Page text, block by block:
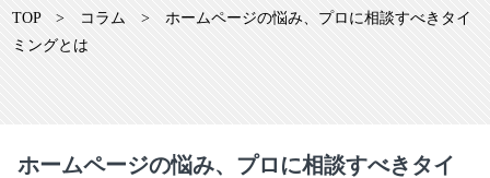
TOP > コラム >
ホームページの悩み、プロに相談すべきタイ
ミングとは
ホームページの悩み、プロに相談すべきタイ